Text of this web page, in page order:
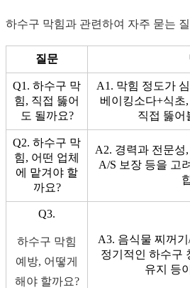
하수구 막힘과 관련하여 자주 묻는
질문
Q1. 하수구 막
힘, 직접 뚫어
도 될까요?
A1. 막힘 정도가
베이킹소다+식초
직접 뚫어
Q2. 하수구 막
힘, 어떤 업체
에 맡겨야 할
까요?
A2. 경력과 전문성
A/S 보장 등을 고
Q3.
하수구 막힘
예방, 어떻게
해야 할까요?
A3. 음식물 찌꺼
정기적인 하수구
유지 등